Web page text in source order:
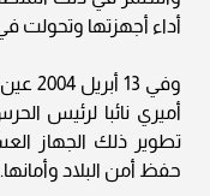
أداء أجهزتها وتحولت
وفي
أميري نائبا لرئيس
تطوير ذلك الجهاز
حفظ أمن البلاد وأمانها.